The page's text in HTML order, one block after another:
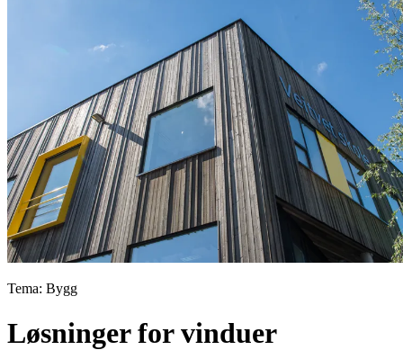
Tema: Bygg
Løsninger for vinduer